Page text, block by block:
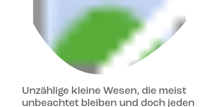
Unzählige kleine Wesen, die meist
unbeachtet bleiben und doch jeden